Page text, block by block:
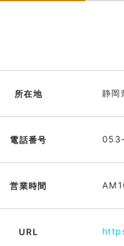
所在地 静岡
電話番号
営業時間
URL